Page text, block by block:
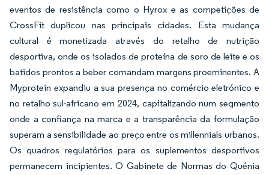
eventos de resistência como o Hyrox e as competições de
CrossFit duplicou nas principais cidades. Esta mudança
cultural é monetizada através do retalho de nutrição
desportiva, onde os isolados de proteína de soro de leite e os
batidos prontos a beber comandam margens proeminentes. A
Myprotein expandiu a sua presença no comércio eletrónico e
no retalho sul-africano em 2024, capitalizando num segmento
onde a confiança na marca e a transparência da formulação
superam a sensibilidade ao preço entre os millennials urbanos.
Os quadros regulatórios para os suplementos desportivos
permanecem incipientes. O Gabinete de Normas do Quénia